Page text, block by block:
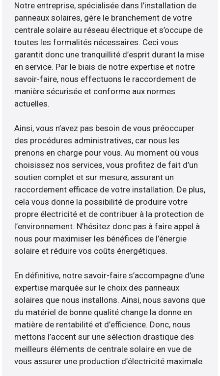
Notre entreprise, spécialisée dans l’installation de
panneaux solaires, gère le branchement de votre
centrale solaire au réseau électrique et s’occupe de
toutes les formalités nécessaires. Ceci vous
garantit donc une tranquillité d’esprit durant la mise
en service. Par le biais de notre expertise et notre
savoir-faire, nous effectuons le raccordement de
manière sécurisée et conforme aux normes
actuelles.
Ainsi, vous n’avez pas besoin de vous préoccuper
des procédures administratives, car nous les
prenons en charge pour vous. Au moment où vous
choisissez nos services, vous profitez de fait d’un
soutien complet et sur mesure, assurant un
raccordement efficace de votre installation. De plus,
cela vous donne la possibilité de produire votre
propre électricité et de contribuer à la protection de
l’environnement. N’hésitez donc pas à faire appel à
nous pour maximiser les bénéfices de l’énergie
solaire et réduire vos coûts énergétiques.
En définitive, notre savoir-faire s’accompagne d’une
expertise marquée sur le choix des panneaux
solaires que nous installons. Ainsi, nous savons que
du matériel de bonne qualité change la donne en
matière de rentabilité et d’efficience. Donc, nous
mettons l’accent sur une sélection drastique des
meilleurs éléments de centrale solaire en vue de
vous assurer une production d’électricité maximale.